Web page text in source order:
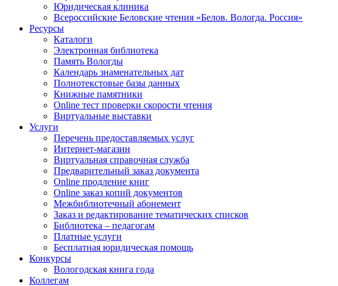
Юридическая клиника
Всероссийские Беловские чтения «Белов. Вологда. Россия»
Ресурсы
Каталоги
Электронная библиотека
Память Вологды
Календарь знаменательных дат
Полнотекстовые базы данных
Книжные памятники
Online тест проверки скорости чтения
Виртуальные выставки
Услуги
Перечень предоставляемых услуг
Интернет-магазин
Виртуальная справочная служба
Предварительный заказ документа
Online продление книг
Online заказ копий документов
Межбиблиотечный абонемент
Заказ и редактирование тематических списков
Библиотека – педагогам
Платные услуги
Бесплатная юридическая помощь
Конкурсы
Вологодская книга года
Коллегам